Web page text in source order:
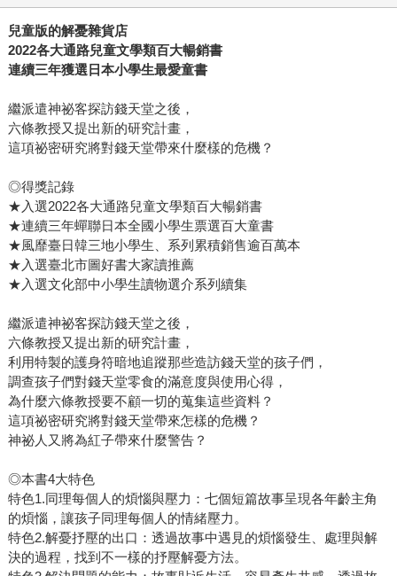
兒童版的解憂雜貨店
2022各大通路兒童文學類百大暢銷書
連續三年獲選日本小學生最愛童書
繼派遣神祕客探訪錢天堂之後，
六條教授又提出新的研究計畫，
這項祕密研究將對錢天堂帶來什麼樣的危機？
◎得獎記錄
★入選2022各大通路兒童文學類百大暢銷書
★連續三年蟬聯日本全國小學生票選百大童書
★風靡臺日韓三地小學生、系列累積銷售逾百萬本
★入選臺北市圖好書大家讀推薦
★入選文化部中小學生讀物選介系列續集
繼派遣神祕客探訪錢天堂之後，
六條教授又提出新的研究計畫，
利用特製的護身符暗地追蹤那些造訪錢天堂的孩子們，
調查孩子們對錢天堂零食的滿意度與使用心得，
為什麼六條教授要不顧一切的蒐集這些資料？
這項祕密研究將對錢天堂帶來怎樣的危機？
神祕人又將為紅子帶來什麼警告？
◎本書4大特色
特色1.同理每個人的煩惱與壓力：七個短篇故事呈現各年齡主角
的煩惱，讓孩子同理每個人的情緒壓力。
特色2.解憂抒壓的出口：透過故事中遇見的煩惱發生、處理與解
決的過程，找到不一樣的抒壓解憂方法。